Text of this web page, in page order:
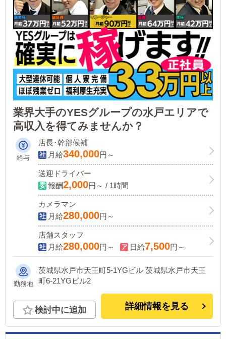
しております。
業界大手のYESグループの水戸エリアで
高収入を得てみませんか？
給与
店長･幹部候補
月給340,000円～
送迎ドライバー
報酬2,000円～ / 1時間
カメラマン
月給280,000円～
店舗スタッフ
月給280,000円～ 日給7,500円～
勤務地
茨城県水戸市天王町5-1YGビル 茨城県水戸市天王
町6-21YGビル2
検討中に追加 詳細情報を見る